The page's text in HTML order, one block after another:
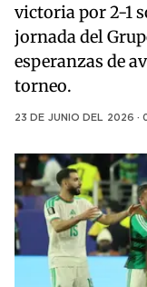
victoria por 2-1
jornada del
esperanzas de
torneo.
23 DE JUNIO DEL 2026 ·